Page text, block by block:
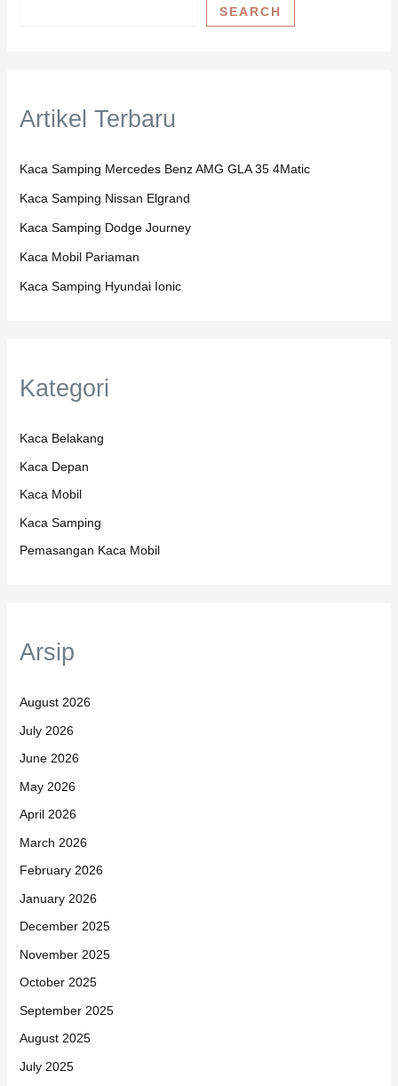
SEARCH
Artikel Terbaru
Kaca Samping Mercedes Benz AMG GLA 35 4Matic
Kaca Samping Nissan Elgrand
Kaca Samping Dodge Journey
Kaca Mobil Pariaman
Kaca Samping Hyundai Ionic
Kategori
Kaca Belakang
Kaca Depan
Kaca Mobil
Kaca Samping
Pemasangan Kaca Mobil
Arsip
August 2026
July 2026
June 2026
May 2026
April 2026
March 2026
February 2026
January 2026
December 2025
November 2025
October 2025
September 2025
August 2025
July 2025